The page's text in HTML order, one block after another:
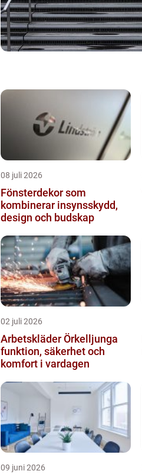
08 juli 2026
Fönsterdekor som
kombinerar insynsskydd,
design och budskap
02 juli 2026
Arbetskläder Örkelljunga
funktion, säkerhet och
komfort i vardagen
09 juni 2026